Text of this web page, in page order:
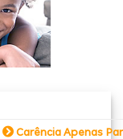
Carência Apenas